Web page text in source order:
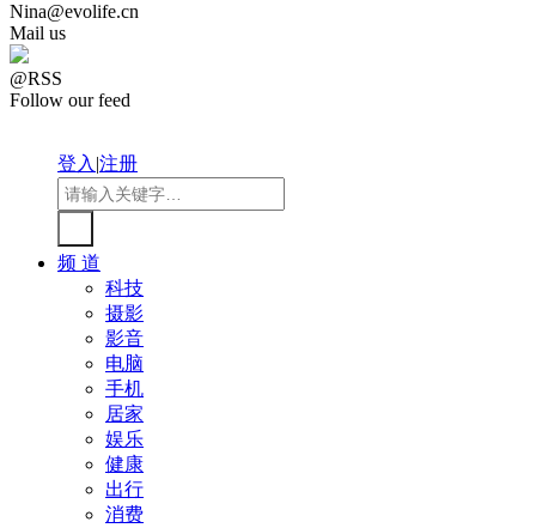
Nina@evolife.cn
Mail us
@RSS
Follow our feed
登入|注册
频 道
科技
摄影
影音
电脑
手机
居家
娱乐
健康
出行
消费